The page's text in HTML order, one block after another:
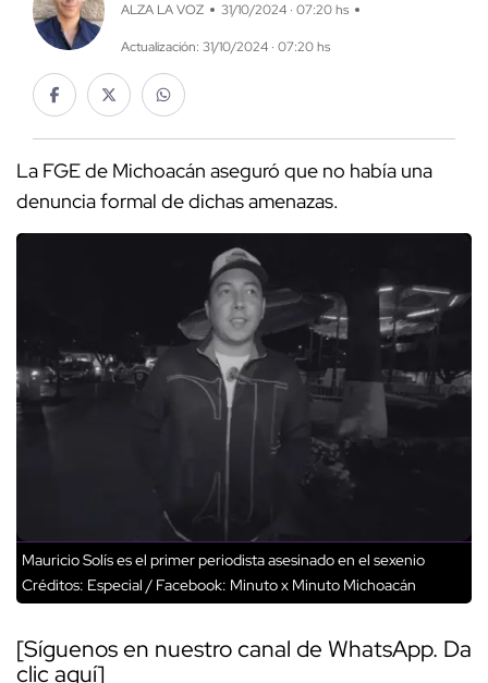
ALZA LA VOZ 31/10/2024 · 07:20 hs
Actualización: 31/10/2024 · 07:20 hs
La FGE de Michoacán aseguró que no había una
denuncia formal de dichas amenazas.
Mauricio Solís es el primer periodista asesinado en el sexenio
Créditos: Especial / Facebook: Minuto x Minuto Michoacán
[Síguenos en nuestro canal de WhatsApp. Da
clic aquí]